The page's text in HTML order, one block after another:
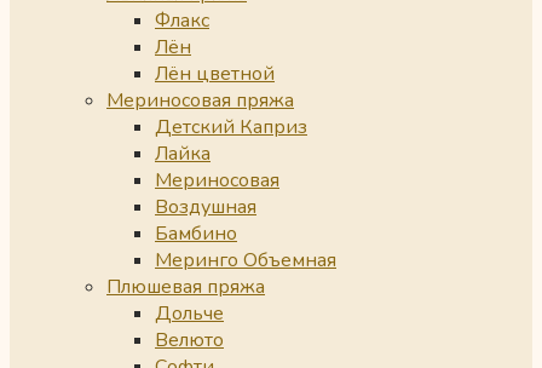
Флакс
Лён
Лён цветной
Мериносовая пряжа
Детский Каприз
Лайка
Мериносовая
Воздушная
Бамбино
Меринго Объемная
Плюшевая пряжа
Дольче
Велюто